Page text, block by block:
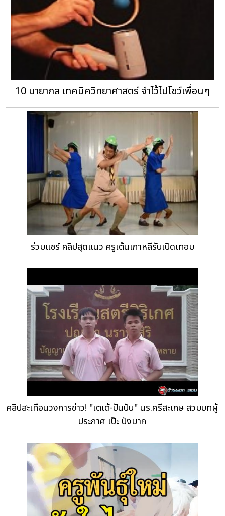
10 มายากล เทคนิควิทยาศาสตร์ จำไว้ไปโชว์เพื่อนๆ
ร่วมแชร์ คลิปสุดแนว ครูเต้นเกาหลีรับเปิดเทอม
คลิปสะเทือนวงการข่าว! "เตเต้-ปันปัน" นร.ศรีสะเกษ สวมบทผู้
ประกาศ เป๊ะ ปังมาก